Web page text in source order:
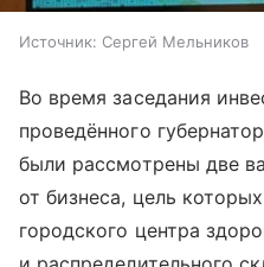
Источник: Сергей Мельников
Во время заседания
проведённого
были рассмотрены две
от бизнеса, цель
городского центра